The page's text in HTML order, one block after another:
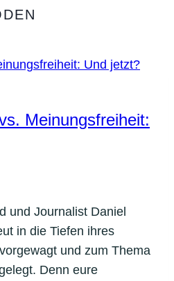
Meinungsfreiheit:
und Journalist Daniel
in die Tiefen ihres
und zum Thema
Denn eure